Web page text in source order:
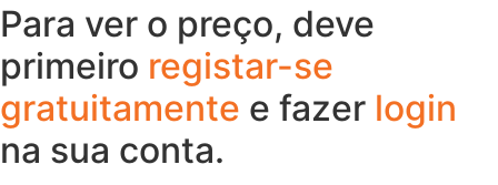
Para ver o preço, deve
primeiro registar-se
gratuitamente e fazer login
na sua conta.